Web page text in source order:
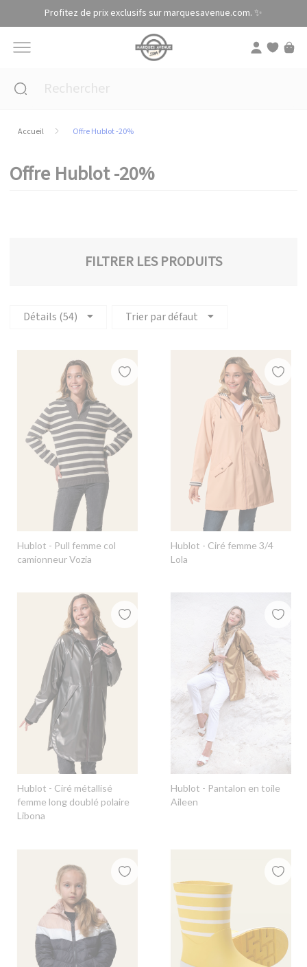
Profitez de prix exclusifs sur marquesavenue.com. ✨
Accueil Offre Hublot -20%
Offre Hublot -20%
FILTRER LES PRODUITS
Détails (54) Trier par défaut
Hublot - Pull femme col
camionneur Vozia
Hublot - Ciré femme 3/4
Lola
Hublot - Ciré métallisé
femme long doublé polaire
Libona
Hublot - Pantalon en toile
Aileen
Panneau de gestion des cookies